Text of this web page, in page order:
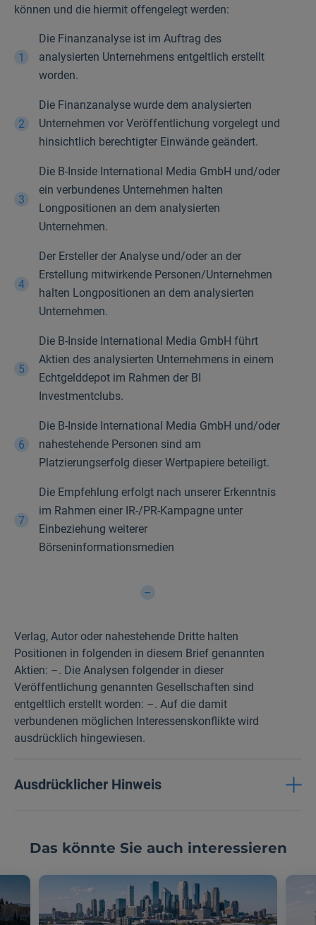
können und die hiermit offengelegt werden:
Die Finanzanalyse ist im Auftrag des
analysierten Unternehmens entgeltlich erstellt
worden.
Die Finanzanalyse wurde dem analysierten
Unternehmen vor Veröffentlichung vorgelegt und
hinsichtlich berechtigter Einwände geändert.
Die B-Inside International Media GmbH und/oder
ein verbundenes Unternehmen halten
Longpositionen an dem analysierten
Unternehmen.
Der Ersteller der Analyse und/oder an der
Erstellung mitwirkende Personen/Unternehmen
halten Longpositionen an dem analysierten
Unternehmen.
Die B-Inside International Media GmbH führt
Aktien des analysierten Unternehmens in einem
Echtgelddepot im Rahmen der BI
Investmentclubs.
Die B-Inside International Media GmbH und/oder
nahestehende Personen sind am
Platzierungserfolg dieser Wertpapiere beteiligt.
Die Empfehlung erfolgt nach unserer Erkenntnis
im Rahmen einer IR-/PR-Kampagne unter
Einbeziehung weiterer
Börseninformationsmedien
–
Verlag, Autor oder nahestehende Dritte halten
Positionen in folgenden in diesem Brief genannten
Aktien: –. Die Analysen folgender in dieser
Veröffentlichung genannten Gesellschaften sind
entgeltlich erstellt worden: –. Auf die damit
verbundenen möglichen Interessenskonflikte wird
ausdrücklich hingewiesen.
Ausdrücklicher Hinweis
Das könnte Sie auch interessieren